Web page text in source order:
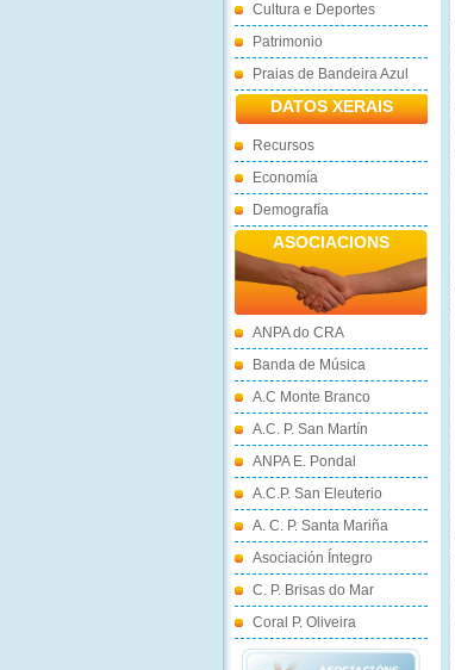
Cultura e Deportes
Patrimonio
Praias de Bandeira Azul
DATOS XERAIS
Recursos
Economía
Demografía
ASOCIACIONS
ANPA do CRA
Banda de Música
A.C Monte Branco
A.C. P. San Martín
ANPA E. Pondal
A.C.P. San Eleuterio
A. C. P. Santa Mariña
Asociación Íntegro
C. P. Brisas do Mar
Coral P. Oliveira